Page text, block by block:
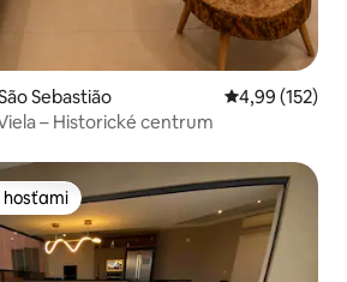
Sebastião Priemerné
4,99 (152)
– Historické centrum
hosťami
hosťami